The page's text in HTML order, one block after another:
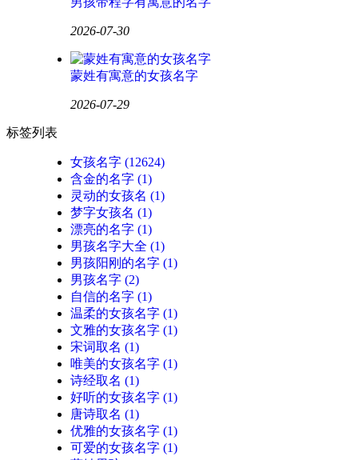
2026-07-30
蒙姓有寓意的女孩名字
2026-07-29
标签列表
女孩名字 (12624)
含金的名字 (1)
灵动的女孩名 (1)
梦字女孩名 (1)
漂亮的名字 (1)
男孩名字大全 (1)
男孩阳刚的名字 (1)
男孩名字 (2)
自信的名字 (1)
温柔的女孩名字 (1)
文雅的女孩名字 (1)
宋词取名 (1)
唯美的女孩名字 (1)
诗经取名 (1)
好听的女孩名字 (1)
唐诗取名 (1)
优雅的女孩名字 (1)
可爱的女孩名字 (1)